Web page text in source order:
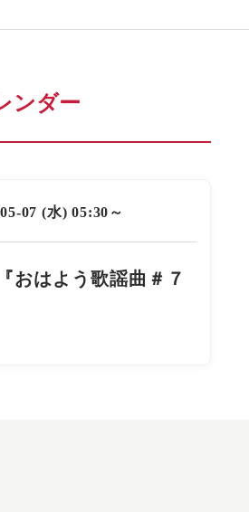
ンダー
07 (水) 05:30～
おはよう歌謡曲＃７